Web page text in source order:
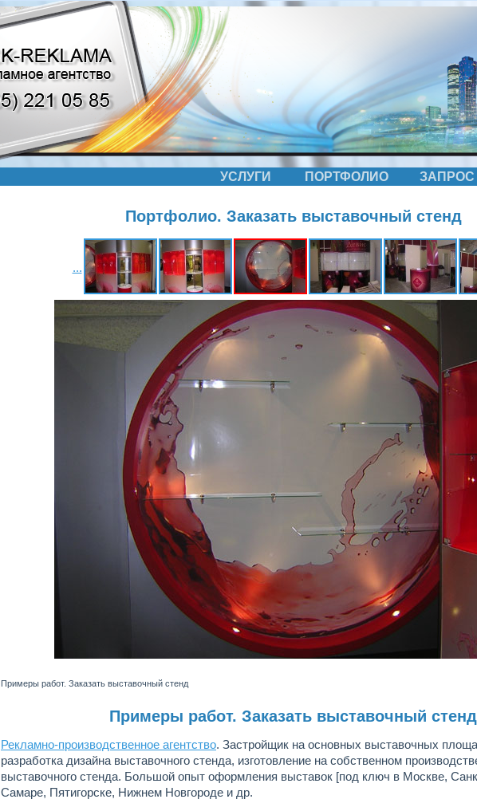
УСЛУГИ ПОРТФОЛИО ЗАПРОС
Портфолио. Заказать выставочный стенд
...
Примеры работ. Заказать выставочный стенд
Примеры работ. Заказать выставочный стенд
Рекламно-производственное агентство. Застройщик на основных выставочных
разработка дизайна выставочного стенда, изготовление на собственном
выставочного стенда. Большой опыт оформления выставок [под ключ в Москве,
Самаре, Пятигорске, Нижнем Новгороде и др.